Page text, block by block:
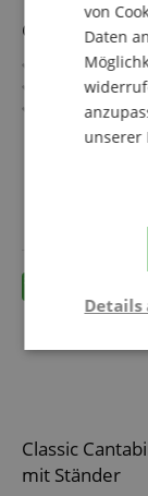
Classic
16"
Naturhaut-
Stabiler
Klassische
Ideal für
Inklusive
mehr anzeigen
Classic
mit Ständer
von
Daten
unserer
Details